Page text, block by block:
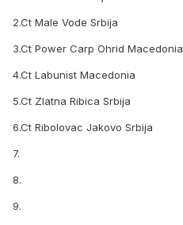
2.Ct Male Vode Srbija
3.Ct Power Carp Ohrid Macedonia
4.Ct Labunist Macedonia
5.Ct Zlatna Ribica Srbija
6.Ct Ribolovac Jakovo Srbija
7.
8.
9.